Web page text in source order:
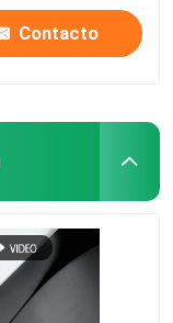
Contacto